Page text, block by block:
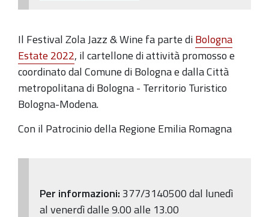
Il Festival Zola Jazz & Wine fa parte diBologna
Estate 2022, il cartellone di attività promosso e
coordinato dal Comune di Bologna e dalla Città
metropolitana di Bologna - Territorio Turistico
Bologna-Modena.
Con il Patrocinio della Regione Emilia Romagna
Per informazioni:377/3140500 dal lunedì
al venerdì dalle 9.00 alle 13.00